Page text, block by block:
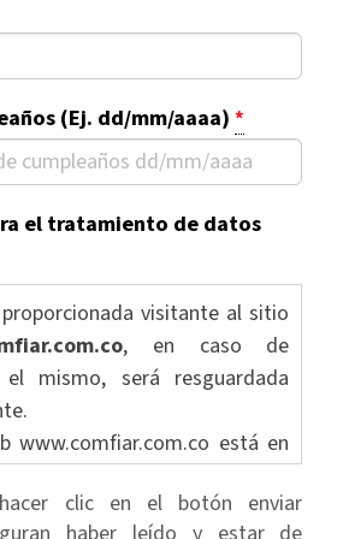
(Ej. dd/mm/aaaa) *
el tratamiento de datos
visitante al sitio
, en caso de
mismo, será resguardada
www.comfiar.com.co está en
hasta la salida a Internet,
clic en el botón enviar